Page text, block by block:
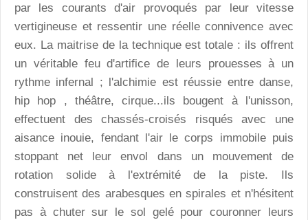
par les courants d'air provoqués par leur vitesse
vertigineuse et ressentir une réelle connivence avec
eux. La maitrise de la technique est totale : ils offrent
un véritable feu d'artifice de leurs prouesses à un
rythme infernal ; l'alchimie est réussie entre danse,
hip hop , théâtre, cirque...ils bougent à l'unisson,
effectuent des chassés-croisés risqués avec une
aisance inouie, fendant l'air le corps immobile puis
stoppant net leur envol dans un mouvement de
rotation solide à l'extrémité de la piste. Ils
construisent des arabesques en spirales et n'hésitent
pas à chuter sur le sol gelé pour couronner leurs